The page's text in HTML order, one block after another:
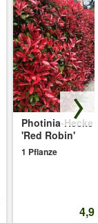
Photinia-Hecke
'Red Robin'
1 Pflanze